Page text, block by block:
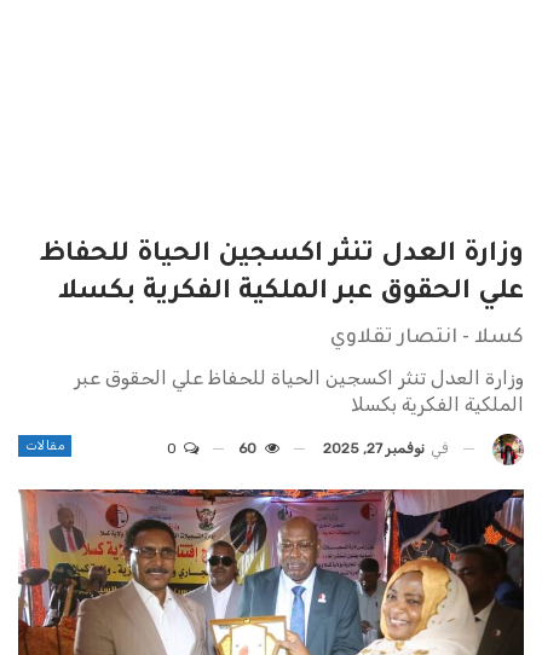
وزارة العدل تنثر اكسجين الحياة للحفاظ
علي الحقوق عبر الملكية الفكرية بكسلا
كسلا - انتصار تقلاوي
وزارة العدل تنثر اكسجين الحياة للحفاظ علي الحقوق عبر
الملكية الفكرية بكسلا
مقالات في نوفمبر 27, 2025 60